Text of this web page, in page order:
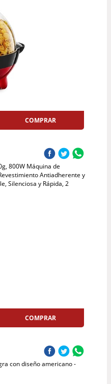
COMPRAR
800W Máquina de
Antiadherente y
Silenciosa y Rápida, 2
COMPRAR
con diseño americano -